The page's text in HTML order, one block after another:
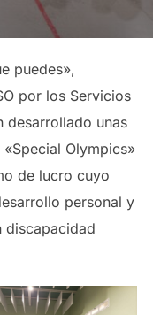
puedes»,
por los Servicios
desarrollado unas
Olympics»
de lucro cuyo
personal y
discapacidad